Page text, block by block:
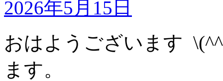
2026年5月15日
おはようございます
ます。